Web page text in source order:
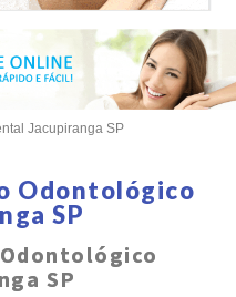
Jacupiranga SP
Odontológico
SP
SP